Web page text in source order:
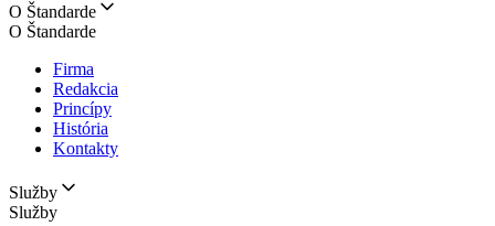
O Štandarde
O Štandarde
Firma
Redakcia
Princípy
História
Kontakty
Služby
Služby